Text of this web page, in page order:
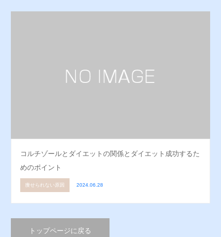
コルチゾールとダイエットの関係とダイエット成功するた
めのポイント
痩せられない原因 2024.06.28
トップページに戻る